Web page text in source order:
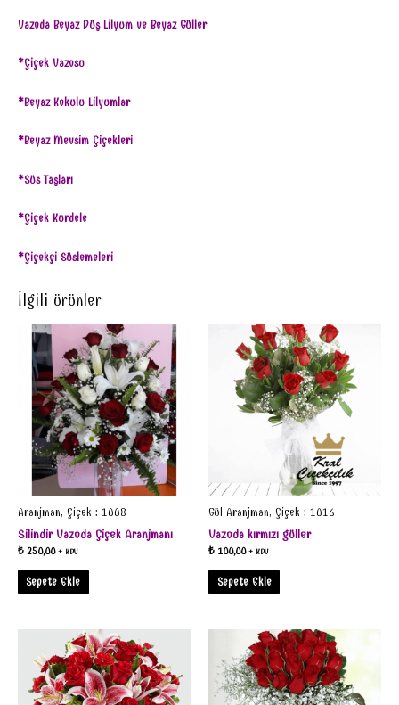
Vazoda Beyaz Düş Lilyum ve Beyaz Güller
*Çiçek Vazosu
*Beyaz Kokulu Lilyumlar
*Beyaz Mevsim Çiçekleri
*Süs Taşları
*Çiçek Kurdele
*Çiçekçi Süslemeleri
İlgili ürünler
Aranjman, Çiçek : 1008
Silindir Vazoda Çiçek Aranjmanı
₺250,00 + KDV
Sepete Ekle
Gül Aranjman, Çiçek : 1016
Vazoda kırmızı güller
₺ 100,00 + KDV
Sepete Ekle